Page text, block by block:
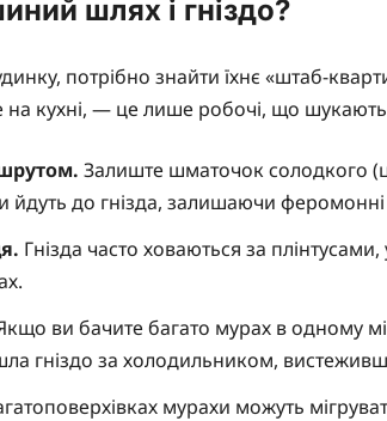
шлях і гніздо?
потрібно знайти їхнє «штаб-
кухні, — це лише робочі, що шукають
Залиште шматочок солодкого
до гнізда, залишаючи феромонні
Гнізда часто ховаються за
ви бачите багато мурах в одному
гніздо за холодильником,
мурахи можуть